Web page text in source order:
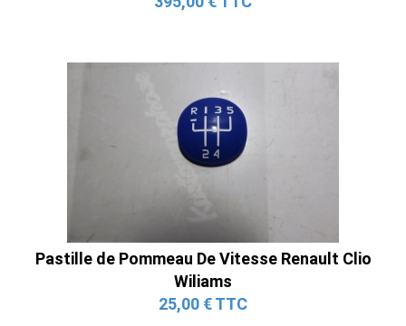
Pastille de Pommeau De Vitesse Renault Clio
Wiliams
25,00 € TTC